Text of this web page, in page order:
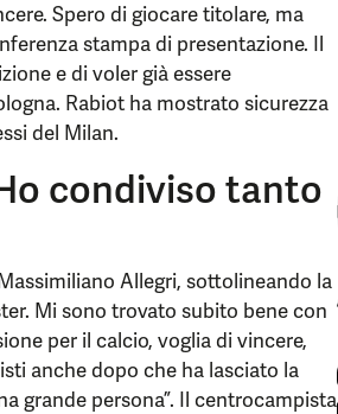
Spero di giocare titolare, ma
stampa di presentazione. Il
e di voler già essere
Rabiot ha mostrato sicurezza
del Milan.
condiviso tanto
Allegri, sottolineando la
Mi sono trovato subito bene con
per il calcio, voglia di vincere,
anche dopo che ha lasciato la
grande persona”. Il centrocampista